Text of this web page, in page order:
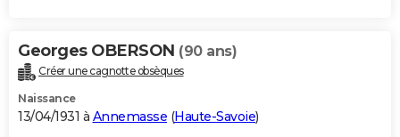
Georges OBERSON (90 ans)
Créer une cagnotte obsèques
Naissance
13/04/1931 à Annemasse (Haute-Savoie)